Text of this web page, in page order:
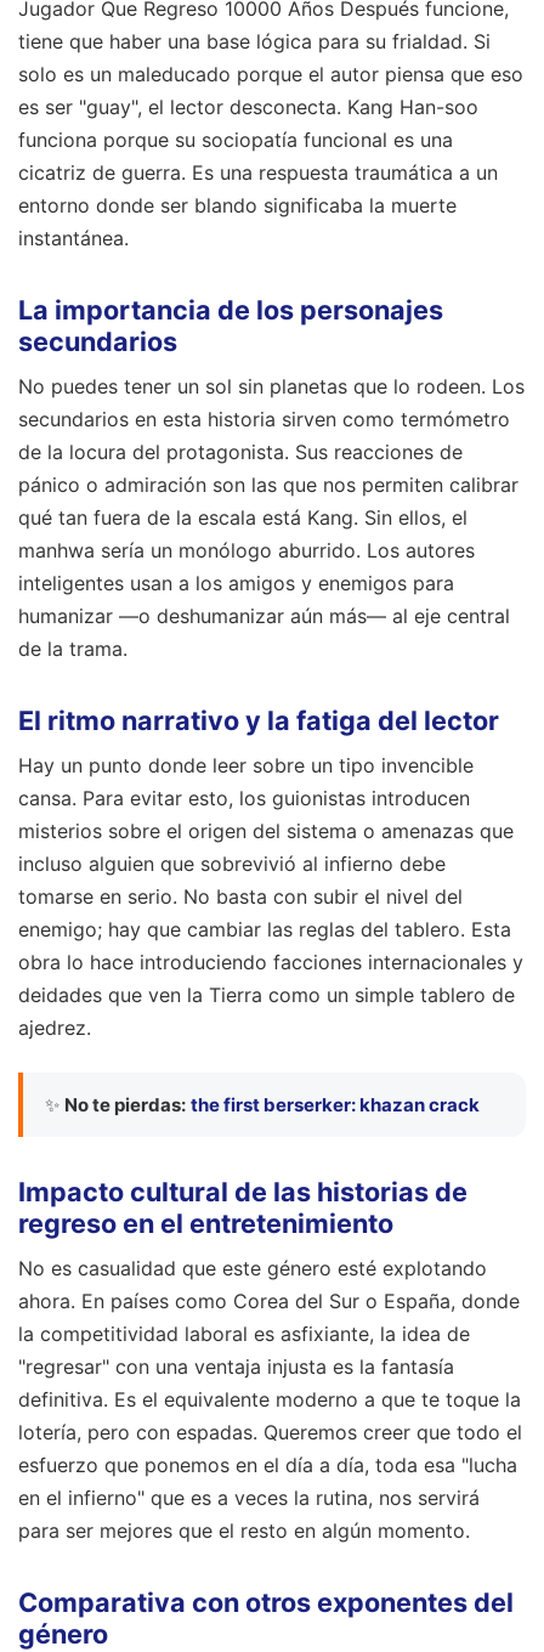
Jugador Que Regreso 10000 Años Después funcione,
tiene que haber una base lógica para su frialdad. Si
solo es un maleducado porque el autor piensa que eso
es ser "guay", el lector desconecta. Kang Han-soo
funciona porque su sociopatía funcional es una
cicatriz de guerra. Es una respuesta traumática a un
entorno donde ser blando significaba la muerte
instantánea.
La importancia de los personajes
secundarios
No puedes tener un sol sin planetas que lo rodeen. Los
secundarios en esta historia sirven como termómetro
de la locura del protagonista. Sus reacciones de
pánico o admiración son las que nos permiten calibrar
qué tan fuera de la escala está Kang. Sin ellos, el
manhwa sería un monólogo aburrido. Los autores
inteligentes usan a los amigos y enemigos para
humanizar —o deshumanizar aún más— al eje central
de la trama.
El ritmo narrativo y la fatiga del lector
Hay un punto donde leer sobre un tipo invencible
cansa. Para evitar esto, los guionistas introducen
misterios sobre el origen del sistema o amenazas que
incluso alguien que sobrevivió al infierno debe
tomarse en serio. No basta con subir el nivel del
enemigo; hay que cambiar las reglas del tablero. Esta
obra lo hace introduciendo facciones internacionales y
deidades que ven la Tierra como un simple tablero de
ajedrez.
✨ No te pierdas: the first berserker: khazan crack
Impacto cultural de las historias de
regreso en el entretenimiento
No es casualidad que este género esté explotando
ahora. En países como Corea del Sur o España, donde
la competitividad laboral es asfixiante, la idea de
"regresar" con una ventaja injusta es la fantasía
definitiva. Es el equivalente moderno a que te toque la
lotería, pero con espadas. Queremos creer que todo el
esfuerzo que ponemos en el día a día, toda esa "lucha
en el infierno" que es a veces la rutina, nos servirá
para ser mejores que el resto en algún momento.
Comparativa con otros exponentes del
género